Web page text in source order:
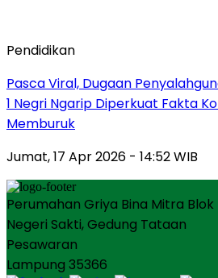
Pendidikan
Pasca Viral, Dugaan
1 Negri Ngarip Diperkuat Fakta
Memburuk
Jumat, 17 Apr 2026 - 14:52 WIB
Perumahan Griya Bina Mitra Blok
Negeri Sakti, Gedung Tataan
Pesawaran
Lampung 35366